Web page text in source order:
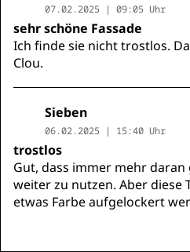
07.02.2025 | 09:05 Uhr
sehr schöne Fassade
Ich finde sie nicht trostlos.
Clou.
Sieben
06.02.2025 | 15:40 Uhr
trostlos
Gut, dass immer mehr
weiter zu nutzen. Aber
etwas Farbe aufgelockert